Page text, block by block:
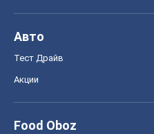
Авто
Тест Драйв
Акции
Food Oboz